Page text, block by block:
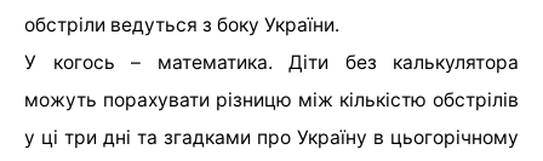
обстріли ведуться з боку України.
У когось – математика. Діти без калькулятора
можуть порахувати різницю між кількістю обстрілів
у ці три дні та згадками про Україну в цьогорічному